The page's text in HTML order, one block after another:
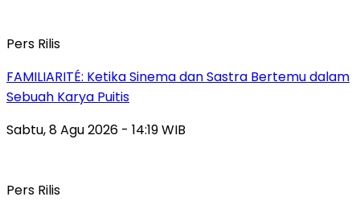
Pers Rilis
FAMILIARITÉ: Ketika Sinema dan Sastra Bertemu dalam
Sebuah Karya Puitis
Sabtu, 8 Agu 2026 - 14:19 WIB
Pers Rilis